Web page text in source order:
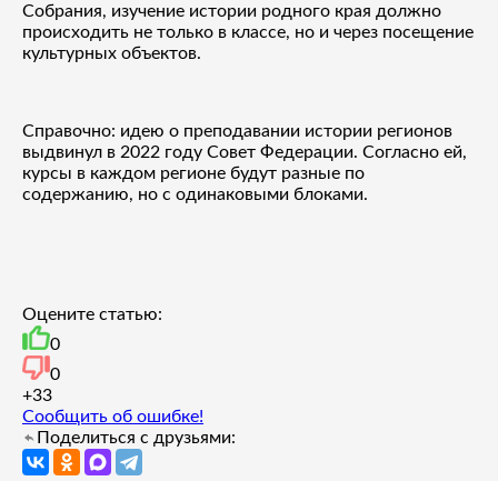
Собрания, изучение истории родного края должно
происходить не только в классе, но и через посещение
культурных объектов.
Справочно: идею о преподавании истории регионов
выдвинул в 2022 году Совет Федерации. Согласно ей,
курсы в каждом регионе будут разные по
содержанию, но с одинаковыми блоками.
Оцените статью:
0
0
+33
Сообщить об ошибке!
Поделиться с друзьями: